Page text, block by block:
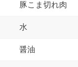
豚こま切れ肉
水
醤油